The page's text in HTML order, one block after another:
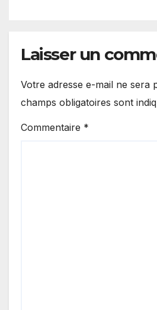
Laisser un
Votre adresse e-mail ne sera
champs obligatoires sont
Commentaire *